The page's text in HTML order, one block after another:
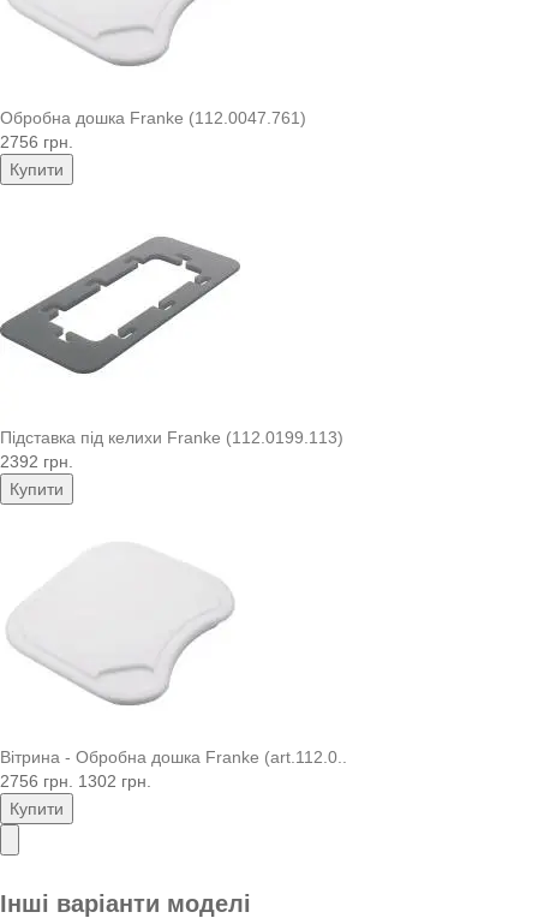
Обробна дошка Franke (112.0047.761)
2756 грн.
Купити
Підставка під келихи Franke (112.0199.113)
2392 грн.
Купити
Вітрина - Обробна дошка Franke (art.112.0..
2756 грн. 1302 грн.
Купити
Інші варіанти моделі